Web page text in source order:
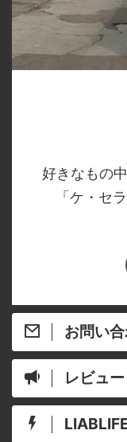
好きなもの
「ケ・セ
お問い
レビュ